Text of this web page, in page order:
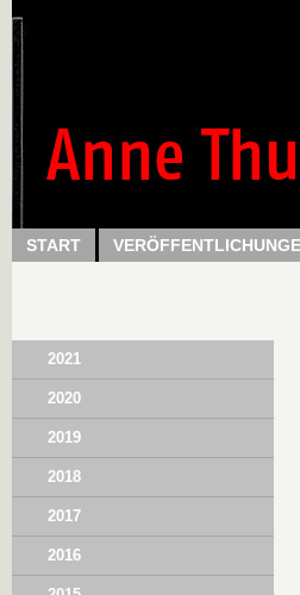
START
2021
2020
2019
2018
2017
2016